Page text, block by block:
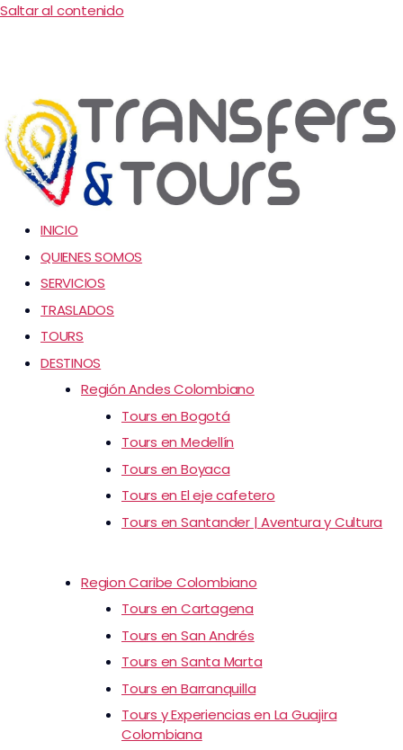
Saltar al contenido
INICIO
QUIENES SOMOS
SERVICIOS
TRASLADOS
TOURS
DESTINOS
Región Andes Colombiano
Tours en Bogotá
Tours en Medellín
Tours en Boyaca
Tours en El eje cafetero
Tours en Santander | Aventura y Cultura
Region Caribe Colombiano
Tours en Cartagena
Tours en San Andrés
Tours en Santa Marta
Tours en Barranquilla
Tours y Experiencias en La Guajira
Colombiana